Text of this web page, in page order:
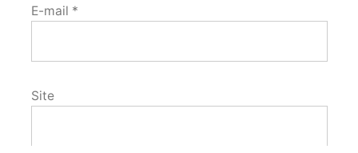
E-mail *
Site